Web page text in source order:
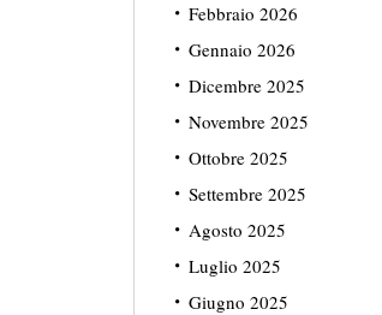
Febbraio 2026
Gennaio 2026
Dicembre 2025
Novembre 2025
Ottobre 2025
Settembre 2025
Agosto 2025
Luglio 2025
Giugno 2025